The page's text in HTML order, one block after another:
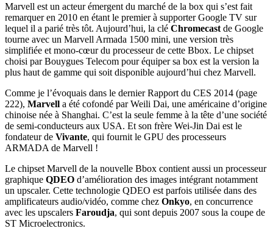
Marvell est un acteur émergent du marché de la box qui s’est fait
remarquer en 2010 en étant le premier à supporter Google TV sur
lequel il a parié très tôt. Aujourd’hui, la clé Chromecast de Google
tourne avec un Marvell Armada 1500 mini, une version très
simplifiée et mono-cœur du processeur de cette Bbox. Le chipset
choisi par Bouygues Telecom pour équiper sa box est la version la
plus haut de gamme qui soit disponible aujourd’hui chez Marvell.
Comme je l’évoquais dans le dernier Rapport du CES 2014 (page
222), Marvell a été cofondé par Weili Dai, une américaine d’origine
chinoise née à Shanghai. C’est la seule femme à la tête d’une société
de semi-conducteurs aux USA. Et son frère Wei-Jin Dai est le
fondateur de Vivante, qui fournit le GPU des processeurs
ARMADA de Marvell !
Le chipset Marvell de la nouvelle Bbox contient aussi un processeur
graphique QDEO d’amélioration des images intégrant notamment
un upscaler. Cette technologie QDEO est parfois utilisée dans des
amplificateurs audio/vidéo, comme chez Onkyo, en concurrence
avec les upscalers Faroudja, qui sont depuis 2007 sous la coupe de
ST Microelectronics.